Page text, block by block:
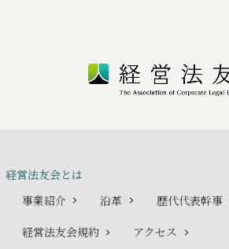
経営法友会とは
事業紹介
沿革 歴代代表幹事
経営法友会規約 アクセス